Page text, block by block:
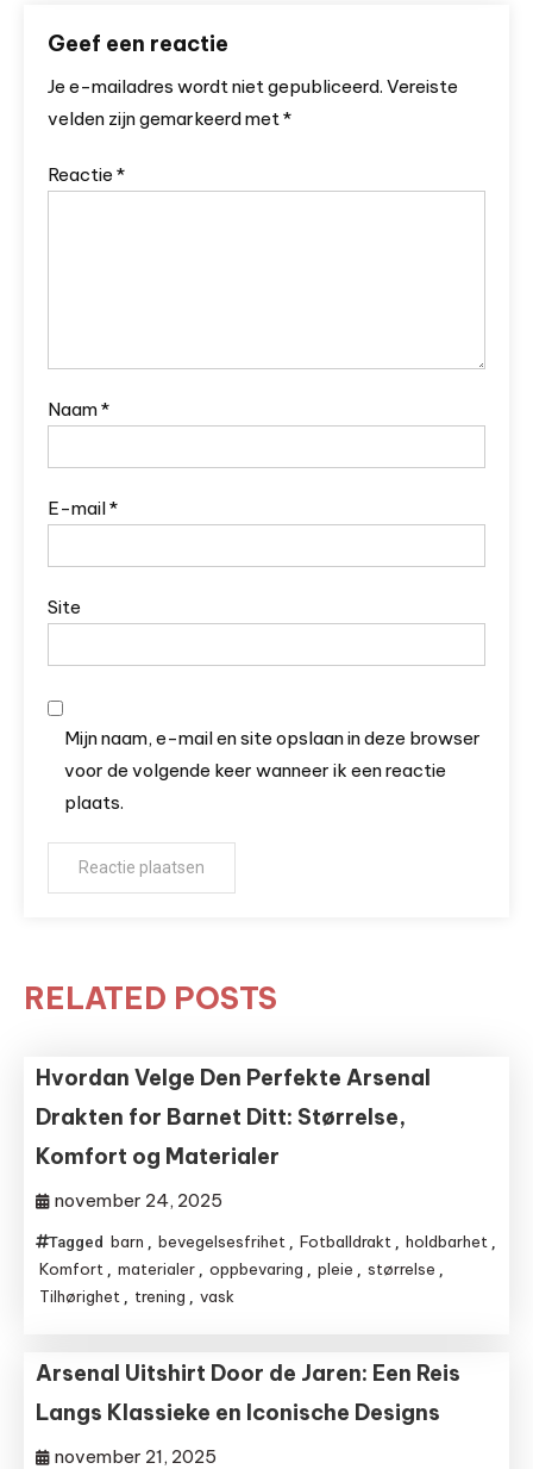
Geef een reactie
Je e-mailadres wordt niet gepubliceerd. Vereiste
velden zijn gemarkeerd met*
Reactie *
Naam*
E-mail*
Site
Mijn naam, e-mail en site opslaan in deze browser
voor de volgende keer wanneer ik een reactie
plaats.
RELATED POSTS
Hvordan Velge Den Perfekte Arsenal
Drakten for Barnet Ditt: Størrelse,
Komfort og Materialer
november 24, 2025
Tagged barn , bevegelsesfrihet , Fotballdrakt , holdbarhet ,
Komfort , materialer , oppbevaring , pleie , størrelse ,
Tilhørighet , trening , vask
Arsenal Uitshirt Door de Jaren: Een Reis
Langs Klassieke en Iconische Designs
november 21, 2025